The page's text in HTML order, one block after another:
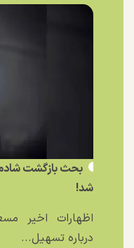
بحث بازگشت
شد!
اظهارات اخیر
درباره تسهیل...